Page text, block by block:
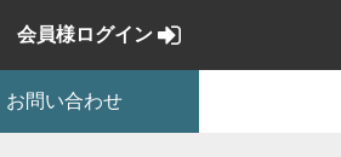
会員様ログイン
お問い合わせ